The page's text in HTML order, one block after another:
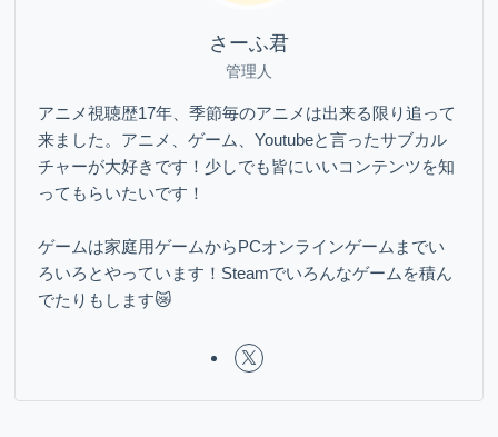
さーふ君
管理人
アニメ視聴歴17年、季節毎のアニメは出来る限り追って
来ました。アニメ、ゲーム、Youtubeと言ったサブカル
チャーが大好きです！少しでも皆にいいコンテンツを知
ってもらいたいです！
ゲームは家庭用ゲームからPCオンラインゲームまでい
ろいろとやっています！Steamでいろんなゲームを積ん
でたりもします😿